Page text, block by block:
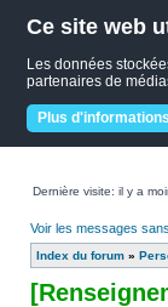
Ce site web
Les données
partenaires de
Plus d'informations
Dernière visite: il y a
Voir les messages
Index du forum »